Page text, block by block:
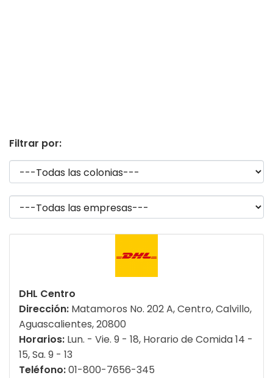
Filtrar por:
DHL Centro
Dirección: Matamoros No. 202 A, Centro, Calvillo,
Aguascalientes, 20800
Horarios: Lun. - Vie. 9 - 18, Horario de Comida 14 -
15, Sa. 9 - 13
Teléfono:01-800-7656-345